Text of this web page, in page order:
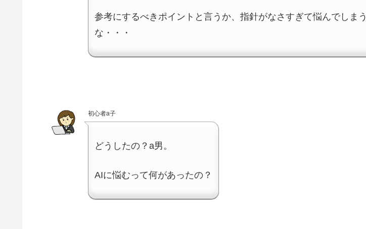
参考にするべきポイントと言うか、指針がなさすぎて悩んでしまう
な・・・
初心者a子
どうしたの？a男。
AIに悩むって何があったの？